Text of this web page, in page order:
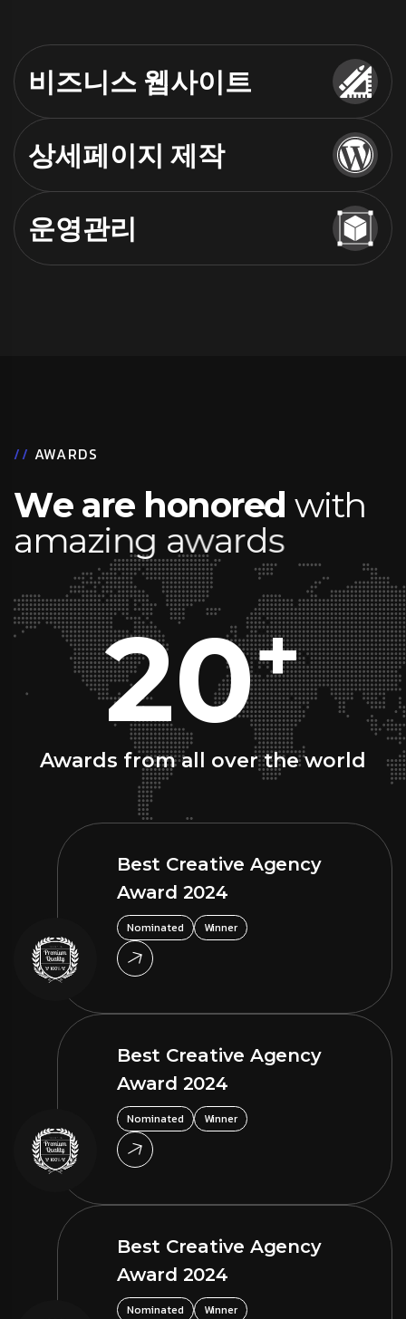
비즈니스 웹사이트
브랜드 아이덴티티와 기업 가치를 담아내는 웹사
이트, 성과와 신뢰를 동시에 잡는 전략적 설계로 제
작합니다.
상세페이지 제작
소비자가 설득되는 상세페이지, 브랜드 감성과 데
이터 기반 설계로 매출을 높입니다.
운영관리
신규 콘텐츠 반영
// AWARDS
We are honored with
amazing awards
20+
Awards from all over the world
Best Creative Agency
Award 2024
Nominated Winner
Best Creative Agency
Award 2024
Nominated Winner
Best Creative Agency
Award 2024
Nominated Winner